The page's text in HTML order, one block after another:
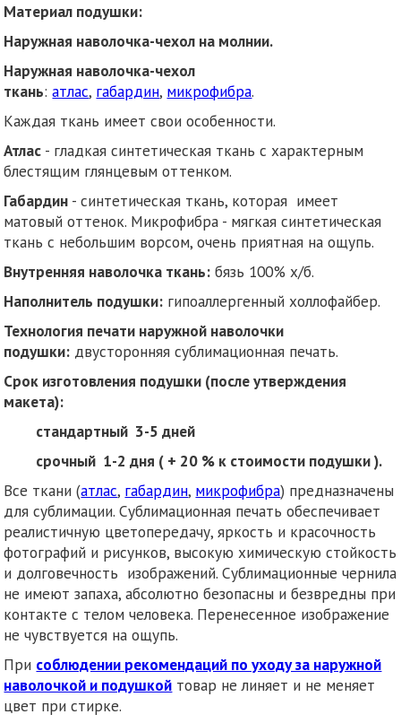
Материал подушки:
Наружная наволочка-чехол на молнии.
Наружная наволочка-чехол
ткань:атлас, габардин, микрофибра.
Каждая ткань имеет свои особенности.
Атлас - гладкая синтетическая ткань с характерным
блестящим глянцевым оттенком.
Габардин - синтетическая ткань, которая имеет
матовый оттенок. Микрофибра - мягкая синтетическая
ткань с небольшим ворсом, очень приятная на ощупь.
Внутренняя наволочка ткань: бязь 100% х/б.
Наполнитель подушки: гипоаллергенный холлофайбер.
Технология печати наружной наволочки
подушки: двусторонняя сублимационная печать.
Срок изготовления подушки (после утверждения
макета):
стандартный 3-5 дней
срочный 1-2 дня ( + 20 % к стоимости подушки ).
Все ткани (атлас, габардин, микрофибра) предназначены
для сублимации. Сублимационная печать обеспечивает
реалистичную цветопередачу, яркость и красочность
фотографий и рисунков, высокую химическую стойкость
и долговечность изображений. Сублимационные чернила
не имеют запаха, абсолютно безопасны и безвредны при
контакте с телом человека. Перенесенное изображение
не чувствуется на ощупь.
При соблюдении рекомендаций по уходу за наружной
наволочкой и подушкой товар не линяет и не меняет
цвет при стирке.